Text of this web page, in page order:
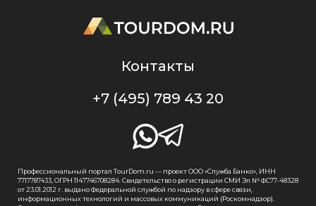
Контакты
+7 (495) 789 43 20
Профессиональный портал TourDom.ru — проект ООО «Служба Банко», ИНН
7717787433, ОГРН 1147746708284. Свидетельство о регистрации СМИ Эл № ФС77-48328
от 23.01.2012 г. выдано Федеральной службой по надзору в сфере связи,
информационных технологий и массовых коммуникаций (Роскомнадзор).